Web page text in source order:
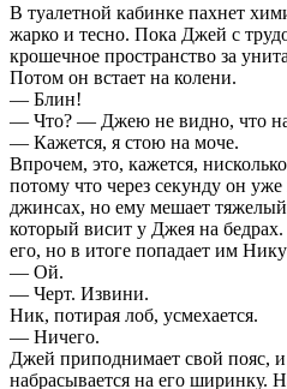
В туалетной кабинке пахнет
жарко и тесно. Пока Джей с
крошечное пространство за
Потом он встает на колени.
— Блин!
— Что? — Джею не видно, что
— Кажется, я стою на моче.
Впрочем, это, кажется,
потому что через секунду он
джинсах, но ему мешает
который висит у Джея на
его, но в итоге попадает им
— Ой.
— Черт. Извини.
Ник, потирая лоб, усмехается.
— Ничего.
Джей приподнимает свой пояс,
набрасывается на его ширинку.